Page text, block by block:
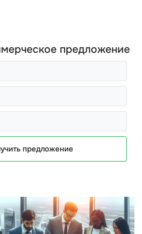
предложение
предложение